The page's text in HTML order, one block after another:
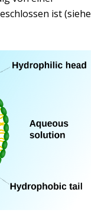
ist (siehe